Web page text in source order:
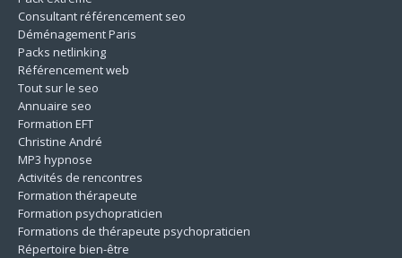
Consultant référencement seo
Déménagement Paris
Packs netlinking
Référencement web
Tout sur le seo
Annuaire seo
Formation EFT
Christine André
MP3 hypnose
Activités de rencontres
Formation thérapeute
Formation psychopraticien
Formations de thérapeute psychopraticien
Répertoire bien-être